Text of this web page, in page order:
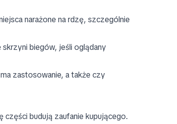
narażone na rdzę, szczególnie
biegów, jeśli oglądany
zastosowanie, a także czy
budują zaufanie kupującego.